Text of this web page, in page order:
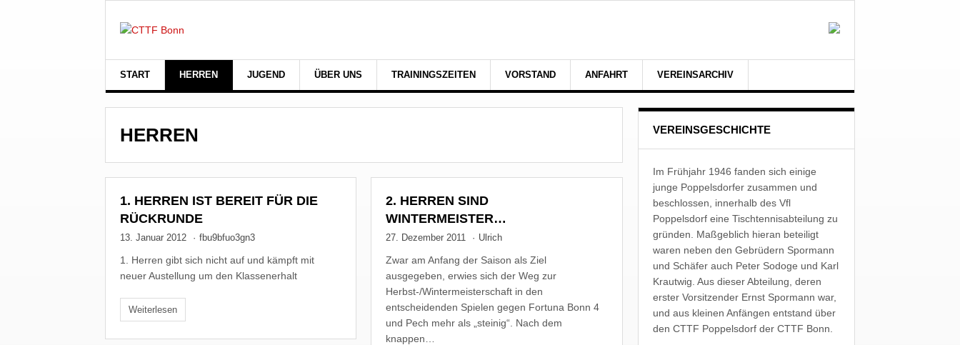
START HERREN JUGEND ÜBER UNS TRAININGSZEITEN VORSTAND ANFAHRT VEREINSARCHIV
HERREN
1. HERREN IST BEREIT FÜR DIE
RÜCKRUNDE
13. Januar 2012 · fbu9bfuo3gn3
1. Herren gibt sich nicht auf und kämpft mit
neuer Austellung um den Klassenerhalt
Weiterlesen
2. HERREN SIND
WINTERMEISTER…
27. Dezember 2011 · Ulrich
Zwar am Anfang der Saison als Ziel
ausgegeben, erwies sich der Weg zur
Herbst-/Wintermeisterschaft in den
entscheidenden Spielen gegen Fortuna Bonn 4
und Pech mehr als „steinig“. Nach dem
knappen…
VEREINSGESCHICHTE
Im Frühjahr 1946 fanden sich einige
junge Poppelsdorfer zusammen und
beschlossen, innerhalb des Vfl
Poppelsdorf eine Tischtennisabteilung zu
gründen. Maßgeblich hieran beteiligt
waren neben den Gebrüdern Spormann
und Schäfer auch Peter Sodoge und Karl
Krautwig. Aus dieser Abteilung, deren
erster Vorsitzender Ernst Spormann war,
und aus kleinen Anfängen entstand über
den CTTF Poppelsdorf der CTTF Bonn.